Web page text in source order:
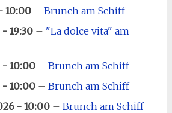
10:00– Brunch am Schiff
19:30– "La dolce vita" am
- 10:00– Brunch am Schiff
- 10:00– Brunch am Schiff
- 10:00– Brunch am Schiff